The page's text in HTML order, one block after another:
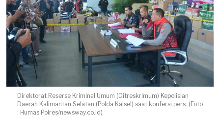
Direktorat Reserse Kriminal Umum (Ditreskrimum) Kepolisian
Daerah Kalimantan Selatan (Polda Kalsel) saat konfersi pers. (Foto
: Humas Polres/newsway.co.id)